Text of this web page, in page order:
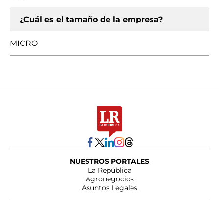
¿Cuál es el tamaño de la empresa?
MICRO
NUESTROS PORTALES
La República
Agronegocios
Asuntos Legales